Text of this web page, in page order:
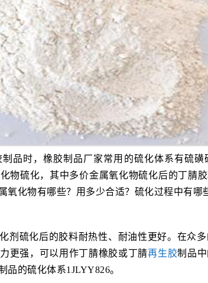
制品时，橡胶制品厂家常用的硫化体系有硫
物硫化，其中多价金属氧化物硫化后的丁腈
化物有哪些？用多少合适？硫化过程中有哪
剂硫化后的胶料耐热性、耐油性更好。在众多
更强，可以用作丁腈橡胶或丁腈再生胶制品
的硫化体系1JLYY826。